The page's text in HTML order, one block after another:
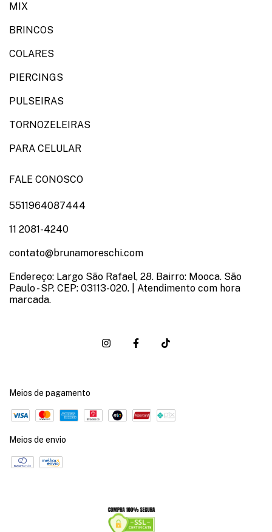
MIX
BRINCOS
COLARES
PIERCINGS
PULSEIRAS
TORNOZELEIRAS
PARA CELULAR
FALE CONOSCO
5511964087444
11 2081-4240
contato@brunamoreschi.com
Endereço: Largo São Rafael, 28. Bairro: Mooca. São
Paulo - SP. CEP: 03113-020. | Atendimento com hora
marcada.
Meios de pagamento
Meios de envio